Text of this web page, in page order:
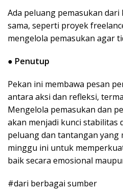
Ada peluang pemasukan
sama, seperti proyek
mengelola pemasukan agar
● Penutup
Pekan ini membawa pesan
antara aksi dan refleksi,
Mengelola pemasukan dan
akan menjadi kunci stabilitas
peluang dan tantangan yang
minggu ini untuk
baik secara emosional
#dari berbagai sumber